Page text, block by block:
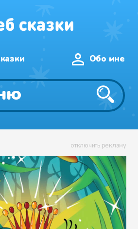
Обо мне
отключить рекламу